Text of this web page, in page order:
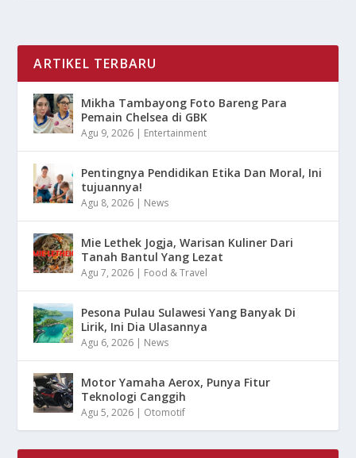
ARTIKEL TERBARU
Mikha Tambayong Foto Bareng Para
Pemain Chelsea di GBK
Agu 9, 2026 | Entertainment
Pentingnya Pendidikan Etika Dan Moral, Ini
tujuannya!
Agu 8, 2026 | News
Mie Lethek Jogja, Warisan Kuliner Dari
Tanah Bantul Yang Lezat
Agu 7, 2026 | Food & Travel
Pesona Pulau Sulawesi Yang Banyak Di
Lirik, Ini Dia Ulasannya
Agu 6, 2026 | News
Motor Yamaha Aerox, Punya Fitur
Teknologi Canggih
Agu 5, 2026 | Otomotif